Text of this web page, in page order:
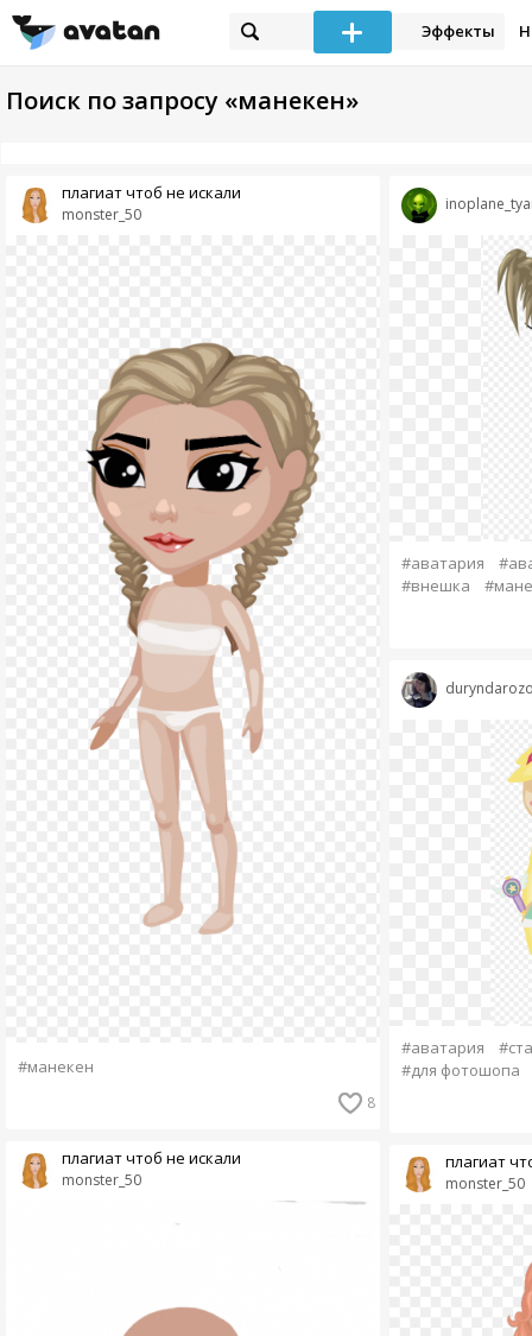
Эффекты
Поиск по запросу «манекен»
monster_50
плагиат чтоб не искали
#манекен
8
monster_50
плагиат чтоб не искали
#аватария
#внешка
#аватария
#для фотошопа
monster_50
плагиат